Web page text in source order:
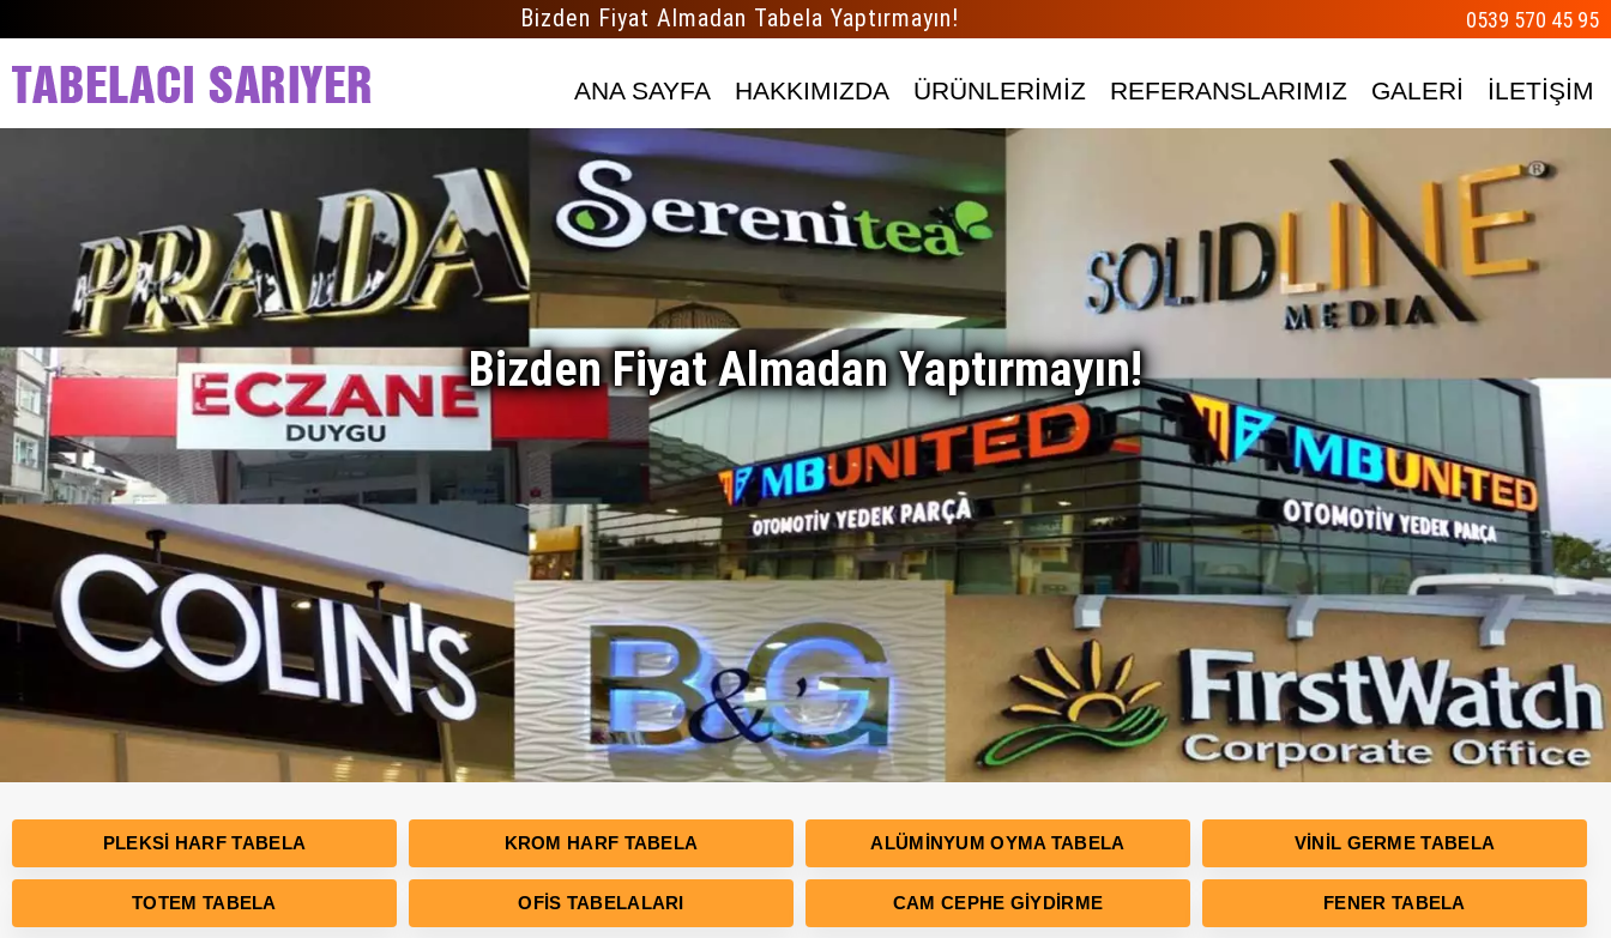
Bizden Fiyat Almadan Tabela Yaptırmayın! 0539 570 45 95
ANA SAYFA HAKKIMIZDA ÜRÜNLERİMİZ REFERANSLARIMIZ GALERİ İLETİŞİM
Bizden Fiyat Almadan Yaptırmayın!
PLEKSI HARF TABELA KROM HARF TABELA ALÜMINYUM OYMA TABELA VINIL GERME TABELA
TOTEM TABELA OFIS TABELALARI CAM CEPHE GIYDIRME FENER TABELA